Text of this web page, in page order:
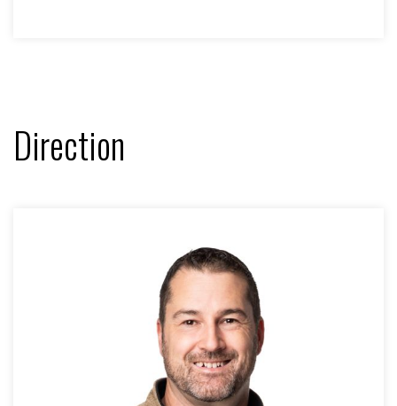
Direction